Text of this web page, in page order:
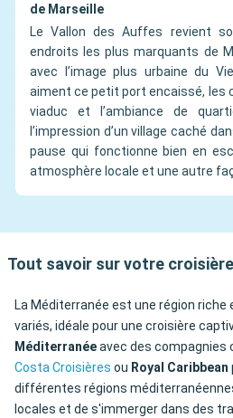
de Marseille
Le Vallon des Auffes revient
endroits les plus marquants de
avec l’image plus urbaine du
aiment ce petit port encaissé, les
viaduc et l’ambiance de
l’impression d’un village caché
pause qui fonctionne bien en
atmosphère locale et une autre
Tout savoir sur votre
La Méditerranée est une région
variés, idéale pour une croisière
Méditerranéeavec des compagnies
Costa Croisières ou Royal Caribbean
différentes régions
locales et de s'immerger dans des